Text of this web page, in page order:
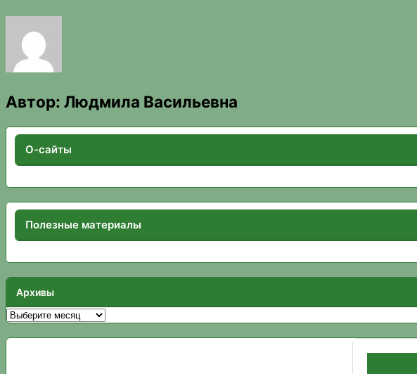
Автор: Людмила Васильевна
О-сайты
Полезные материалы
Архивы
Архивы